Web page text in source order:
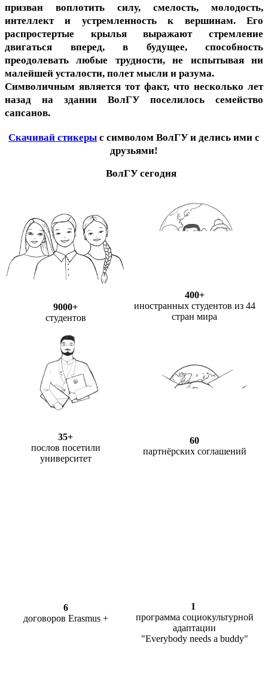
призван воплотить силу, смелость, молодость,
интеллект и устремленность к вершинам. Его
распростертые крылья выражают стремление
двигаться вперед, в будущее, способность
преодолевать любые трудности, не испытывая ни
малейшей усталости, полет мысли и разума.
Символичным является тот факт, что несколько лет
назад на здании ВолГУ поселилось семейство
сапсанов.
Скачивай стикеры с символом ВолГУ и делись ими с
друзьями!
ВолГУ сегодня
9000+
студентов
400+
иностранных студентов из 44
стран мира
35+
послов посетили
университет
60
партнёрских соглашений
6
договоров Erasmus +
1
программа социокультурной
адаптации
"Everybody needs a buddy"